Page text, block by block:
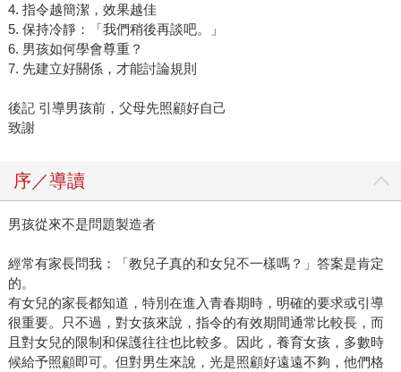
4. 指令越簡潔，效果越佳
5. 保持冷靜：「我們稍後再談吧。」
6. 男孩如何學會尊重？
7. 先建立好關係，才能討論規則
後記 引導男孩前，父母先照顧好自己
致謝
序／導讀
男孩從來不是問題製造者
經常有家長問我：「教兒子真的和女兒不一樣嗎？」答案是肯定
的。
有女兒的家長都知道，特別在進入青春期時，明確的要求或引導
很重要。只不過，對女孩來說，指令的有效期間通常比較長，而
且對女兒的限制和保護往往也比較多。因此，養育女孩，多數時
候給予照顧即可。但對男生來說，光是照顧好遠遠不夠，他們格